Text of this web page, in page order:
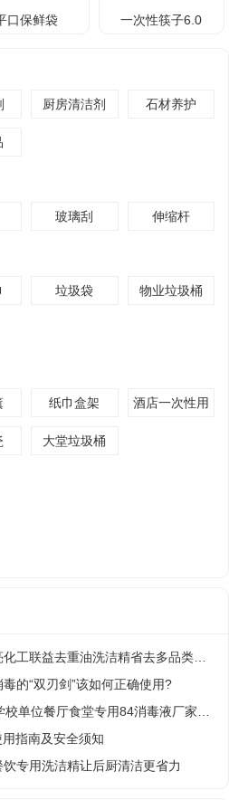
口保鲜袋 一次性筷子6.0
厨房清洁剂 石材养护
玻璃刮 伸缩杆
垃圾袋 物业垃圾桶
纸巾盒架
酒店一次性用
大堂垃圾桶
的“双刃剑”该如何正确使用?
指南及安全须知
专用洗洁精让后厨清洁更省力